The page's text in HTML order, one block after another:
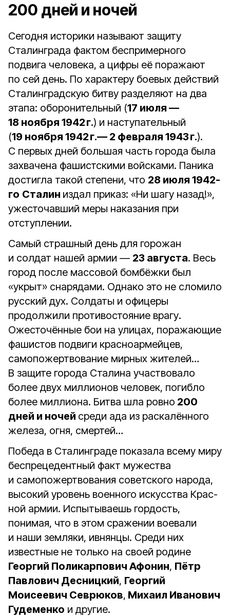
200 дней и ночей
Сегодня историки называют защиту
Сталинграда фактом беспримерного
подвига человека, а цифры её поражают
по сей день. По характеру боевых действий
Сталинградскую битву разделяют на два
этапа: оборонительный (17 июля —
18 ноября 1942 г.) и наступательный
(19 ноября 1942 г.— 2 февраля 1943 г.).
С первых дней большая часть города была
захвачена фашистскими войсками. Паника
достигла такой степени, что 28 июля 1942-
го Сталин издал приказ: «Ни шагу назад!»,
ужесточавший меры наказания при
отступлении.
Самый страшный день для горожан
и солдат нашей армии — 23 августа. Весь
город после массовой бомбёжки был
«укрыт» снарядами. Однако это не сломило
русский дух. Солдаты и офицеры
продолжили противостояние врагу.
Ожесточённые бои на улицах, поражающие
фашистов подвиги красноармейцев,
самопожертвование мирных жителей…
В защите города Сталина участвовало
более двух миллионов человек, погибло
более миллиона. Битва шла ровно 200
дней и ночей среди ада из раскалённого
железа, огня, смертей…
Победа в Сталинграде показала всему миру
беспрецедентный факт мужества
и самопожертвования советского народа,
высокий уровень военного искусства Крас­
ной армии. Испытываешь гордость,
понимая, что в этом сражении воевали
и наши земляки, ивнянцы. Среди них
известные не только на своей родине
Георгий Поликарпович Афонин, Пётр
Павлович Десницкий, Георгий
Моисеевич Севрюков, Михаил Иванович
Гудеменко и другие.